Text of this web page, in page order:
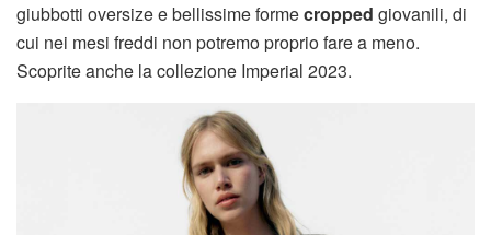
giubbotti oversize e bellissime formecropped giovanili, di
cui nei mesi freddi non potremo proprio fare a meno.
Scoprite anche la collezione Imperial 2023.